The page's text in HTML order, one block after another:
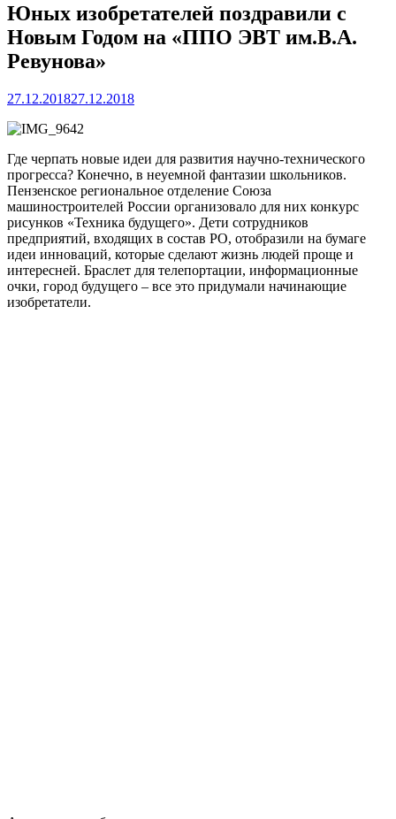
Юных изобретателей поздравили с
Новым Годом на «ППО ЭВТ им.В.А.
Ревунова»
27.12.201827.12.2018
Где черпать новые идеи для развития научно-технического
прогресса? Конечно, в неуемной фантазии школьников.
Пензенское региональное отделение Союза
машиностроителей России организовало для них конкурс
рисунков «Техника будущего». Дети сотрудников
предприятий, входящих в состав РО, отобразили на бумаге
идеи инноваций, которые сделают жизнь людей проще и
интересней. Браслет для телепортации, информационные
очки, город будущего – все это придумали начинающие
изобретатели.